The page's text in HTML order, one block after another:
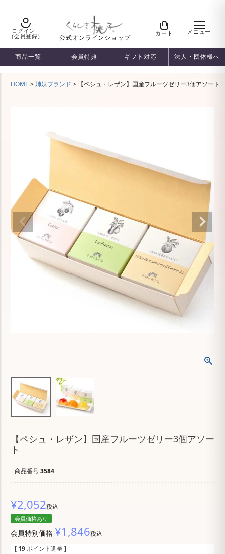
ログイン
(会員登録)
公式オンラインショップ
カート メニュー
商品一覧 会員特典 ギフト対応 法人・団体様へ
HOME 姉妹ブランド 【ペシュ・レザン】国産フルーツゼリー3個アソート
【ペシュ・レザン】国産フルーツゼリー3個アソー
ト
商品番号3584
¥2,052税込
会員価格あり
会員特別価格 ¥1,846税込
[ 19ポイント進呈 ]